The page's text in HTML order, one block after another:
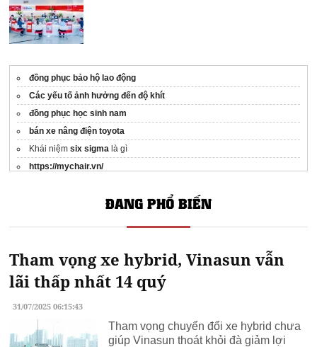
đồng phục bảo hộ lao động
Các yếu tố ảnh hưởng đến độ khít
đồng phục học sinh nam
bán xe nâng điện toyota
Khái niệmsix sigma là gì
https://mychair.vn/
ĐANG PHỔ BIẾN
Tham vọng xe hybrid, Vinasun vẫn
lãi thấp nhất 14 quý
31/07/2025 06:15:43
Tham vọng chuyển đổi xe hybrid chưa
giúp Vinasun thoát khỏi đà giảm lợi